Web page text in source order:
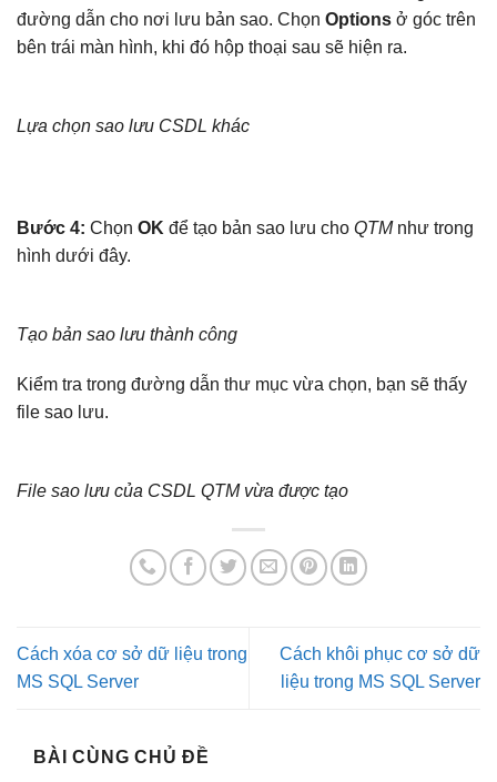
đường dẫn cho nơi lưu bản sao. Chọn Options ở góc trên
bên trái màn hình, khi đó hộp thoại sau sẽ hiện ra.
Lựa chọn sao lưu CSDL khác
Bước 4: Chọn OK để tạo bản sao lưu cho QTMnhư trong
hình dưới đây.
Tạo bản sao lưu thành công
Kiểm tra trong đường dẫn thư mục vừa chọn, bạn sẽ thấy
file sao lưu.
File sao lưu của CSDL QTM vừa được tạo
Cách xóa cơ sở dữ liệu trong
MS SQL Server
Cách khôi phục cơ sở dữ
liệu trong MS SQL Server
BÀI CÙNG CHỦ ĐỀ